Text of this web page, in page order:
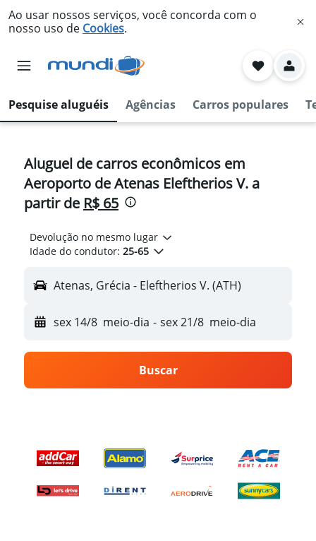
Ao usar nossos serviços, você concorda com o
nosso uso de Cookies.
Pesquise aluguéis Agências Carros populares
Aluguel de carros econômicos em
Aeroporto de Atenas Eleftherios V. a
partir de R$ 65
Devolução no mesmo lugar
Idade do condutor: 25-65
Atenas, Grécia - Eleftherios V. (ATH)
sex 14/8 meio-dia - sex 21/8 meio-dia
Buscar